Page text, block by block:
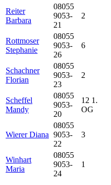
Reiter
Barbara
08055
9053-
21
2
Rottmoser
Stephanie
08055
9053-
26
6
Schachner
Florian
08055
9053-
23
2
Scheffel
Mandy
08055
9053-
20
12 1.
OG
Wierer Diana
08055
9053-
22
3
Winhart
Maria
08055
9053-
24
1